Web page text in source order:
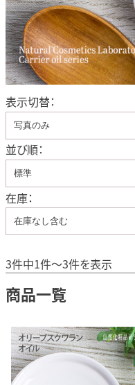
表示切替：
並び順：
在庫：
3件中1件～3件を表示
商品一覧